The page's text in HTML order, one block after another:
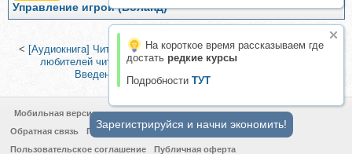
На короткое время рассказываем где
достать редкие курсы
Подробности ТУТ
Управление игрой (Воланд)
< [Аудиокнига] Читатель на кушетке. Мании, причуды и слабости
любителей читать книги (Гвидо Витиелло)
Введение в буддизм (Евгений Торчинов)
Мобильная версия
Обратная связь
Политика конфиденциальности
Пользовательское соглашение
Публичная оферта
Зарегистрируйся и начни экономить!